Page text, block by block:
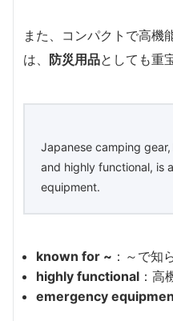
また、コンパクトで高機
は、 防災用品としても重
Japanese camping
and highly functional, is
equipment.
known for ~ ：～で知
highly functional ：高
emergency